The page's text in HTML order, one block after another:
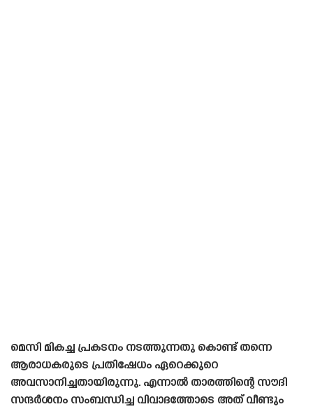
മെസി മികച്ച പ്രകടനം നടത്തുന്നതു കൊണ്ട് തന്നെ
ആരാധകരുടെ പ്രതിഷേധം ഏറെക്കുറെ
അവസാനിച്ചതായിരുന്നു. എന്നാൽ താരത്തിന്റെ സൗദി
സന്ദർശനം സംബന്ധിച്ച വിവാദത്തോടെ അത് വീണ്ടും